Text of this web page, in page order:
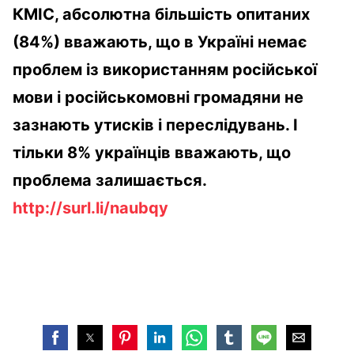
КМІС, абсолютна більшість опитаних
(84%) вважають, що в Україні немає
проблем із використанням російської
мови і російськомовні громадяни не
зазнають утисків і переслідувань. І
тільки 8% українців вважають, що
проблема залишається.
http://surl.li/naubqy